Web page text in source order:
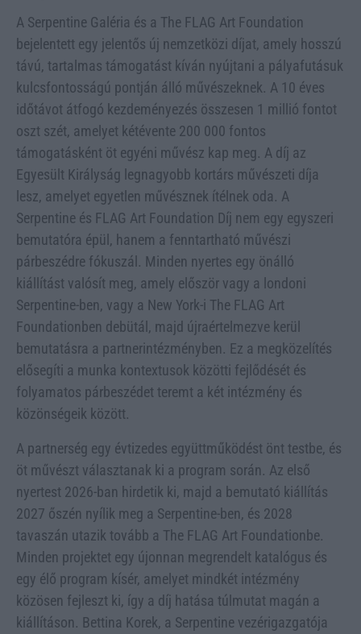
A Serpentine Galéria és a The FLAG Art Foundation
bejelentett egy jelentős új nemzetközi díjat, amely hosszú
távú, tartalmas támogatást kíván nyújtani a pályafutásuk
kulcsfontosságú pontján álló művészeknek. A 10 éves
időtávot átfogó kezdeményezés összesen 1 millió fontot
oszt szét, amelyet kétévente 200 000 fontos
támogatásként öt egyéni művész kap meg. A díj az
Egyesült Királyság legnagyobb kortárs művészeti díja
lesz, amelyet egyetlen művésznek ítélnek oda. A
Serpentine és FLAG Art Foundation Díj nem egy egyszeri
bemutatóra épül, hanem a fenntartható művészi
párbeszédre fókuszál. Minden nyertes egy önálló
kiállítást valósít meg, amely először vagy a londoni
Serpentine-ben, vagy a New York-i The FLAG Art
Foundationben debütál, majd újraértelmezve kerül
bemutatásra a partnerintézményben. Ez a megközelítés
elősegíti a munka kontextusok közötti fejlődését és
folyamatos párbeszédet teremt a két intézmény és
közönségeik között.
A partnerség egy évtizedes együttműködést önt testbe, és
öt művészt választanak ki a program során. Az első
nyertest 2026-ban hirdetik ki, majd a bemutató kiállítás
2027 őszén nyílik meg a Serpentine-ben, és 2028
tavaszán utazik tovább a The FLAG Art Foundationbe.
Minden projektet egy újonnan megrendelt katalógus és
egy élő program kísér, amelyet mindkét intézmény
közösen fejleszt ki, így a díj hatása túlmutat magán a
kiállításon. Bettina Korek, a Serpentine vezérigazgatója